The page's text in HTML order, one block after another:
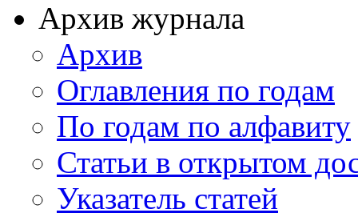
Архив журнала
Архив
Оглавления по годам
По годам по алфавиту
Статьи в открытом
Указатель статей